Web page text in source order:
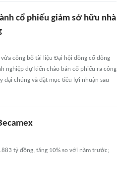
cổ phiếu giảm sở hữu nhà
vừa công bố tài liệu Đại hội đồng cổ đông
nghiệp dự kiến chào bán cổ phiếu ra công
đại chúng và đặt mục tiêu lợi nhuận sau
tỷ đồng, tăng 10% so với năm trước;